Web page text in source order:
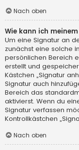
Nach oben
Wie kann ich
Um eine Signatur an
zunächst eine solche
persönlichen Bereich
erstellt und
Kästchen „Signatur
Signatur auch
Bereich das
aktivierst. Wenn du
Signatur verfassen
Kontrollkästchen
Nach oben